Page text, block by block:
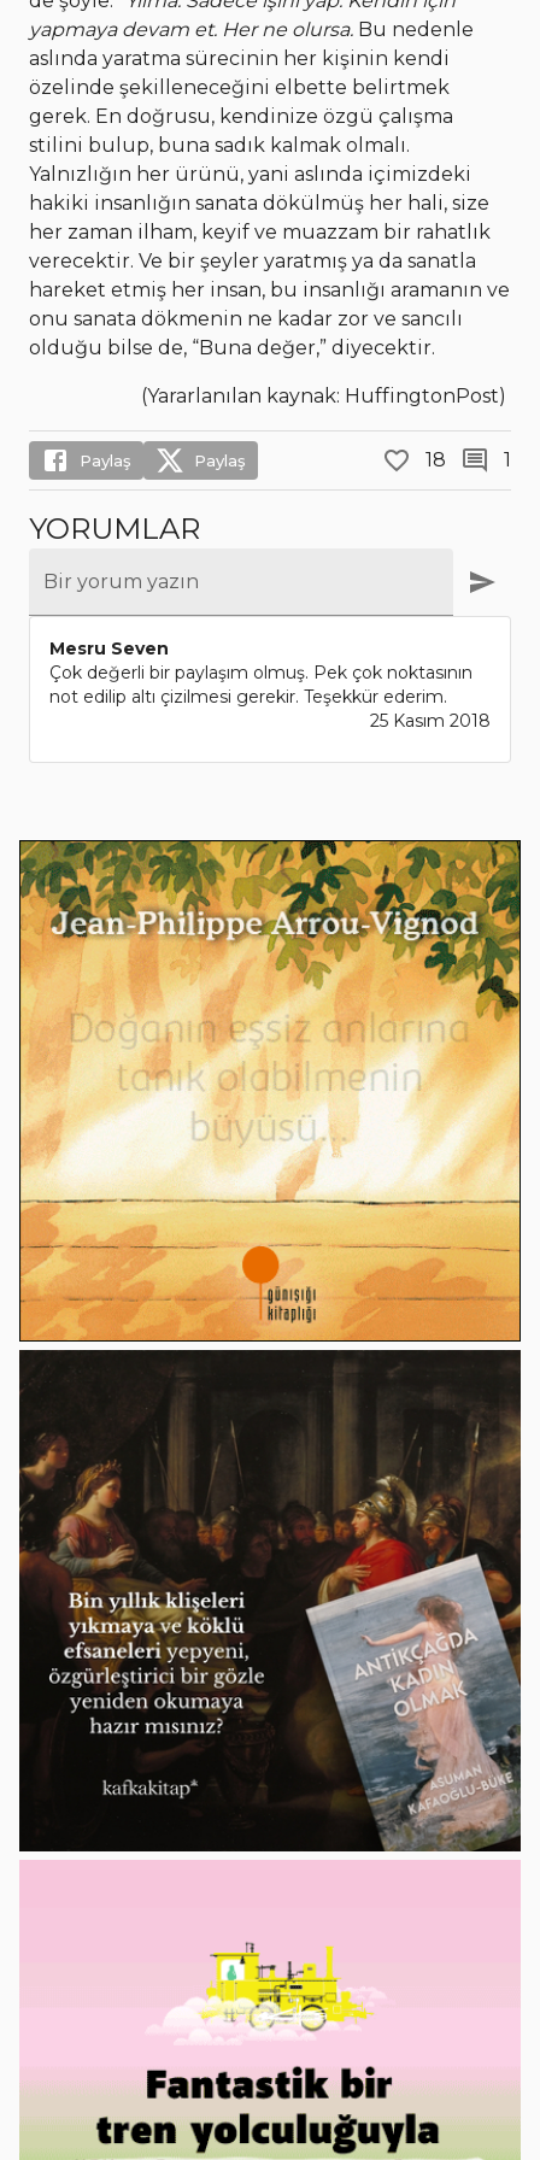
yapmaya devam et. Her ne olursa. Bu nedenle
aslında yaratma sürecinin her kişinin kendi
özelinde şekilleneceğini elbette belirtmek
gerek. En doğrusu, kendinize özgü çalışma
stilini bulup, buna sadık kalmak olmalı.
Yalnızlığın her ürünü, yani aslında içimizdeki
hakiki insanlığın sanata dökülmüş her hali, size
her zaman ilham, keyif ve muazzam bir rahatlık
verecektir. Ve bir şeyler yaratmış ya da sanatla
hareket etmiş her insan, bu insanlığı aramanın ve
onu sanata dökmenin ne kadar zor ve sancılı
olduğu bilse de, “Buna değer,” diyecektir.
(Yararlanılan kaynak: HuffingtonPost)
Paylaş Paylaş 18 1
YORUMLAR
Bir yorum yazın
Mesru Seven
Çok değerli bir paylaşım olmuş. Pek çok noktasının
not edilip altı çizilmesi gerekir. Teşekkür ederim.
25 Kasım 2018